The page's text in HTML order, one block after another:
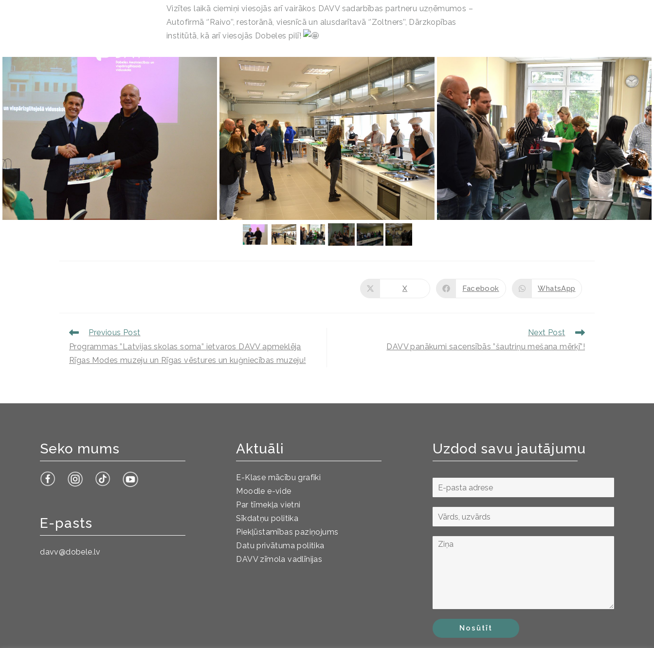
Vizītes laikā ciemiņi viesojās arī vairākos DAVV sadarbības partneru uzņēmumos –
Autofirmā ‘’Raivo’’, restorānā, viesnīcā un alusdarītavā ‘’Zoltners’’, Dārzkopības
institūtā, kā arī viesojās Dobeles pilī!
X Facebook WhatsApp
Previous Post
Programmas ”Latvijas skolas soma” ietvaros DAVV apmeklēja
Rīgas Modes muzeju un Rīgas vēstures un kuģniecības muzeju!
Next Post
DAVV panākumi sacensībās ”šautriņu mešana mērķī”!
Seko mums
E-pasts
davv@dobele.lv
Aktuāli
E-Klase mācību grafiki
Moodle e-vide
Par tīmekļa vietni
Sīkdatņu politika
Piekļūstamības paziņojums
Datu privātuma politika
DAVV zīmola vadlīnijas
Uzdod savu jautājumu
Nosūtīt